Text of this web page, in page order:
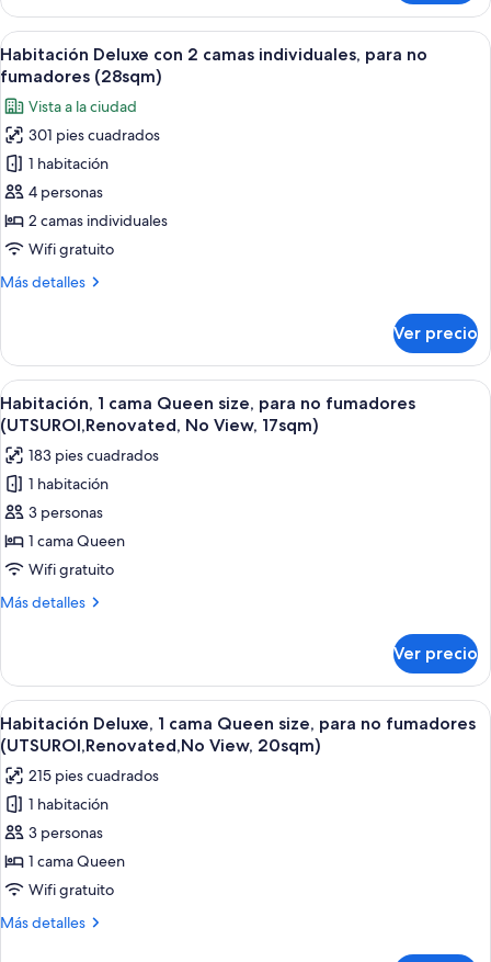
estándar,
para
no
fumadores
Abrir
todas
las
fotos
de
Habitación
Deluxe
con
2
individuales,
fumadores
(28sqm)
Habitación de hotel con dos camas,
5
Habitación Deluxe con 2 camas individuales, para no
fumadores (28sqm)
Vista a la ciudad
301 pies cuadrados
1 habitación
4 personas
2 camas individuales
Wifi gratuito
Más detalles
Más
Deluxe
con
2
camas
individuales,
para
no
fumadores
(28sqm)
Ver precio
Abrir
todas
las
fotos
de
Habitación,
1
cama
Queen
no
fumadores
(UTSUROI,Renovated,
No
View,
17sqm)
Habitación de hotel con cama,
5
Habitación, 1 cama Queen size, para no fumadores
(UTSUROI,Renovated, No View, 17sqm)
183 pies cuadrados
1 habitación
3 personas
1 cama Queen
Wifi gratuito
Más detalles
Más
1
cama
Queen
size,
para
no
fumadores
(UTSUROI,Renovated,
No
View,
Ver precio
Abrir
todas
las
fotos
de
Habitación
Deluxe,
1
cama
Habitación de hotel con una cama
5
Habitación Deluxe, 1 cama Queen size, para no fumadores
(UTSUROI,Renovated,No View, 20sqm)
215 pies cuadrados
1 habitación
3 personas
1 cama Queen
Wifi gratuito
Más detalles
Más